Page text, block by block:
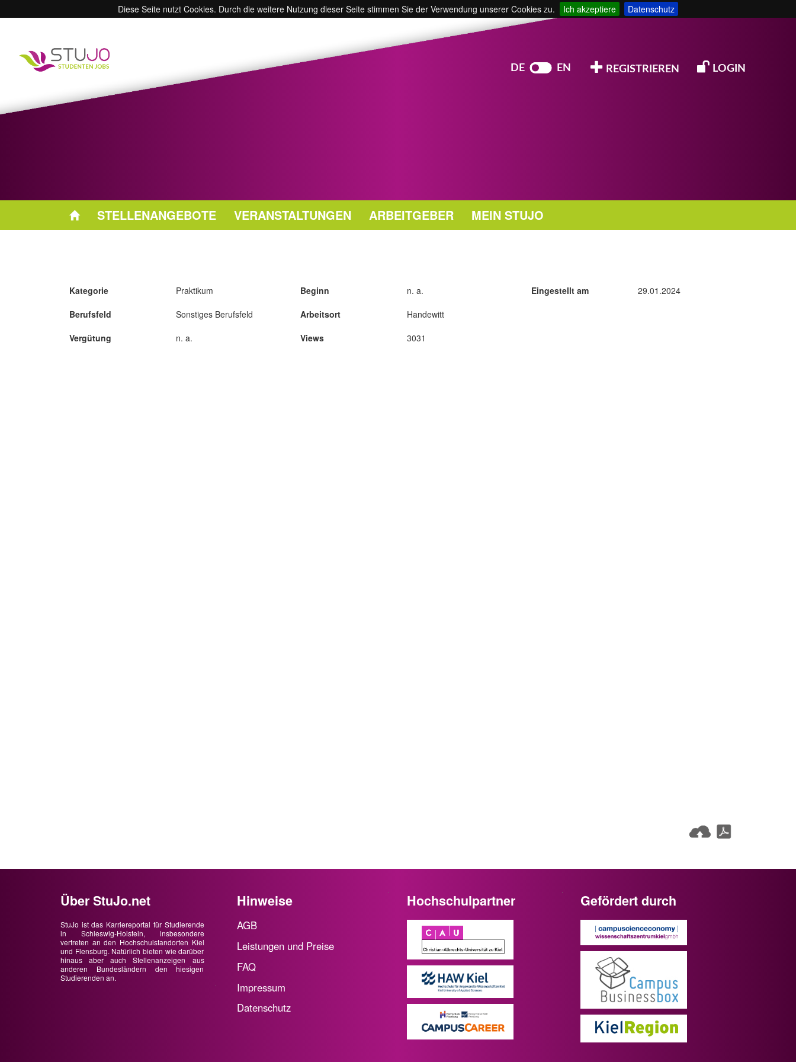
Diese Seite nutzt Cookies. Durch die weitere Nutzung dieser Seite stimmen Sie der Verwendung unserer Cookies zu. Ich akzeptiere Datenschutz
DE EN REGISTRIEREN LOGIN
STELLENANGEBOTE VERANSTALTUNGEN ARBEITGEBER MEIN STUJO
Kategorie
Berufsfeld
Vergütung
Praktikum
Sonstiges Berufsfeld
n. a.
Beginn
Arbeitsort
Views
n. a.
Handewitt
3031
Eingestellt am 29.01.2024
Über StuJo.net
StuJo ist das Karriereportal für Studierende
in Schleswig-Holstein, insbesondere
vertreten an den Hochschulstandorten Kiel
und Flensburg. Natürlich bieten wie darüber
hinaus aber auch Stellenanzeigen aus
anderen Bundesländern den hiesigen
Studierenden an.
Hinweise
AGB
Leistungen und Preise
FAQ
Impressum
Datenschutz
Hochschulpartner Gefördert durch